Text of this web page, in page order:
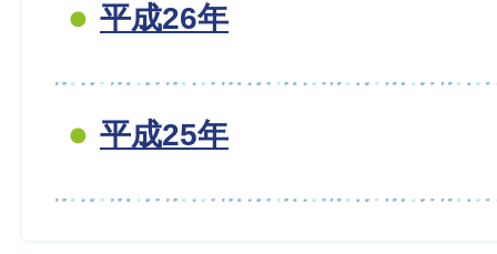
平成26年
平成25年